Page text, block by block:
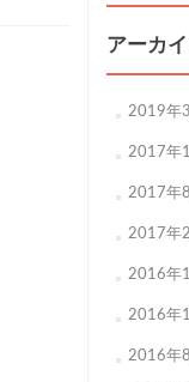
アーカ
2019年3
2017年
2017年8
2017年2
2016年
2016年
2016年8